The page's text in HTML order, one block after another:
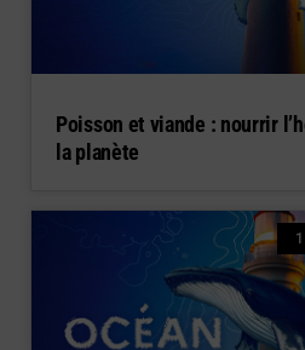
Poisson et viande : nourrir
la planète